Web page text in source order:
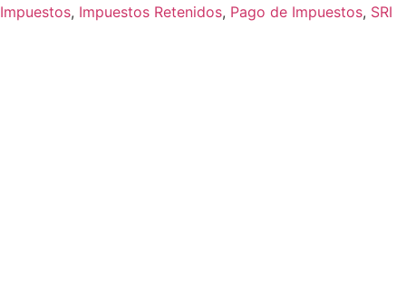
Impuestos, Impuestos Retenidos, Pago de Impuestos, SRI